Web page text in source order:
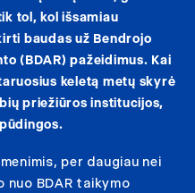
tol, kol išsamiau
baudas už Bendrojo
(BDAR) pažeidimus. Kai
keletą metų skyrė
priežiūros institucijos,
per daugiau nei
BDAR taikymo